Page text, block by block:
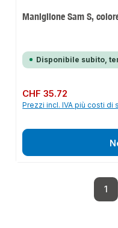
Maniglione Sam S,
Disponibile subito,
Prezzo normale:
CHF 35.72
Prezzi incl. IVA più costi di
1